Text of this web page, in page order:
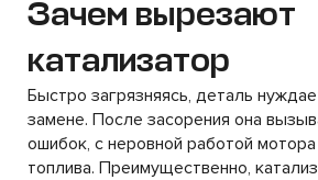
Зачем вырезают
катализатор
Быстро загрязняясь, деталь
замене. После засорения она
ошибок, с неровной работой
топлива. Преимущественно,